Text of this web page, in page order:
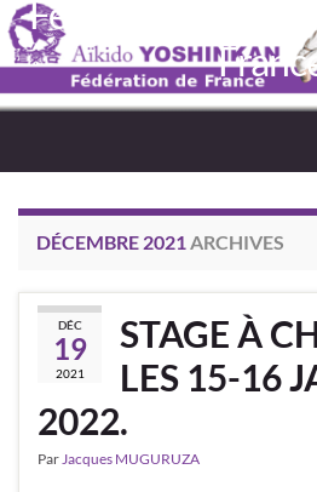
Fédération Aïkido
DÉCEMBRE 2021ARCHIVES
DÉC
19
2021
STAGE À
LES 15-16
2022.
ParJacques MUGURUZA